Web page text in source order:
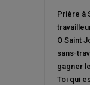
Prière à
O Saint
sans-
gagner
Toi qui